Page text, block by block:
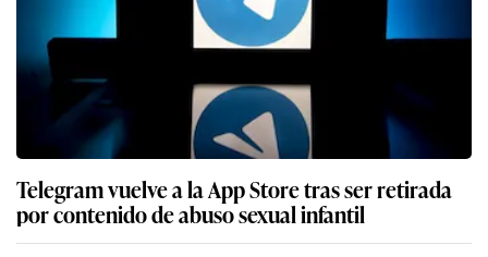
Telegram vuelve a la App Store tras ser retirada
por contenido de abuso sexual infantil